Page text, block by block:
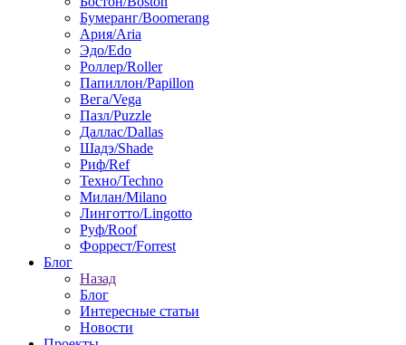
Бумеранг/Boomerang
Ария/Aria
Эдо/Edo
Роллер/Roller
Папиллон/Papillon
Вега/Vega
Пазл/Puzzle
Даллас/Dallas
Шадэ/Shade
Риф/Ref
Техно/Techno
Милан/Milano
Линготто/Lingotto
Руф/Roof
Форрест/Forrest
Блог
Назад
Блог
Интересные статьи
Новости